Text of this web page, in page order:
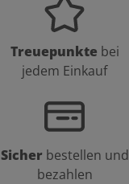
Treuepunkte bei
jedem Einkauf
Sicher bestellen und
bezahlen